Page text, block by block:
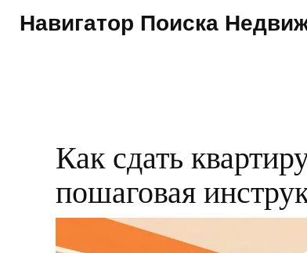
Навигатор Поиска
Как сдать
пошаговая